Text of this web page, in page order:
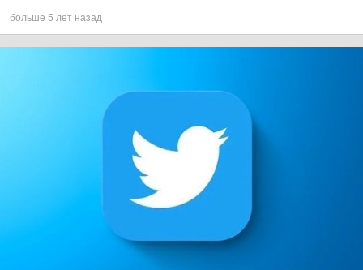
больше 5 лет назад